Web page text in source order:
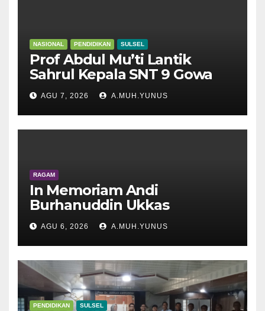
NASIONAL PENDIDIKAN SULSEL
Prof Abdul Mu’ti Lantik
Sahrul Kepala SNT 9 Gowa
AGU 7, 2026 A.MUH.YUNUS
RAGAM
In Memoriam Andi
Burhanuddin Ukkas
AGU 6, 2026 A.MUH.YUNUS
PENDIDIKAN SULSEL